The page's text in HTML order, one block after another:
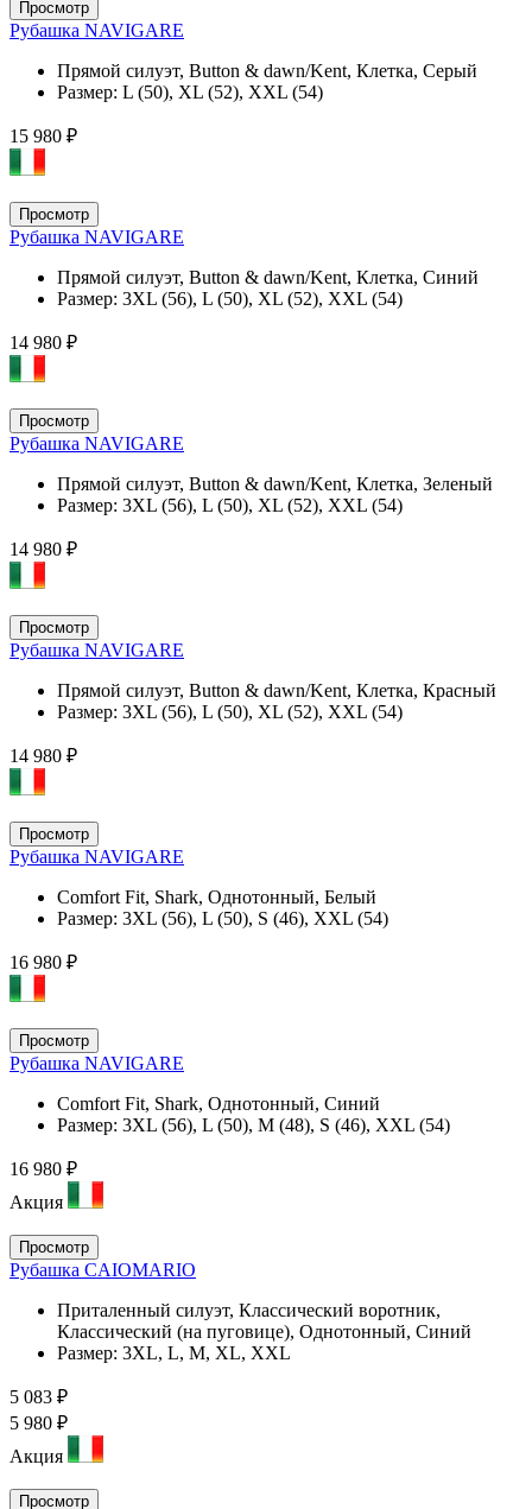
Просмотр
Рубашка NAVIGARE
Прямой силуэт, Button & dawn/Kent, Клетка, Серый
Размер: L (50), XL (52), XXL (54)
15 980 ₽
Просмотр
Рубашка NAVIGARE
Прямой силуэт, Button & dawn/Kent, Клетка, Синий
Размер: 3XL (56), L (50), XL (52), XXL (54)
14 980 ₽
Просмотр
Рубашка NAVIGARE
Прямой силуэт, Button & dawn/Kent, Клетка, Зеленый
Размер: 3XL (56), L (50), XL (52), XXL (54)
14 980 ₽
Просмотр
Рубашка NAVIGARE
Прямой силуэт, Button & dawn/Kent, Клетка, Красный
Размер: 3XL (56), L (50), XL (52), XXL (54)
14 980 ₽
Просмотр
Рубашка NAVIGARE
Comfort Fit, Shark, Однотонный, Белый
Размер: 3XL (56), L (50), S (46), XXL (54)
16 980 ₽
Просмотр
Рубашка NAVIGARE
Comfort Fit, Shark, Однотонный, Синий
Размер: 3XL (56), L (50), M (48), S (46), XXL (54)
16 980 ₽
Акция
Просмотр
Рубашка CAIOMARIO
Приталенный силуэт, Классический воротник,
Классический (на пуговице), Однотонный, Синий
Размер: 3XL, L, M, XL, XXL
5 083 ₽
5 980 ₽
Акция
Просмотр